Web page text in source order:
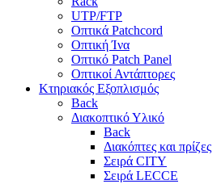
UTP/FTP
Οπτικά Patchcord
Οπτική Ίνα
Οπτικό Patch Panel
Οπτικοί Αντάπτορες
Κτηριακός Εξοπλισμός
Back
Διακοπτικό Υλικό
Back
Διακόπτες και πρίζες
Σειρά CITY
Σειρά LECCE